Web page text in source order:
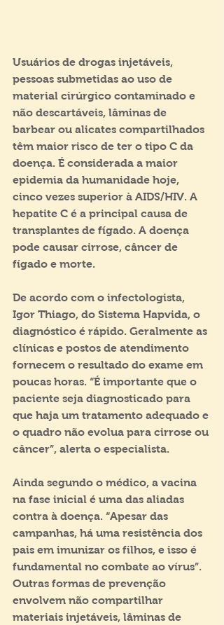
Usuários de drogas injetáveis,
pessoas submetidas ao uso de
material cirúrgico contaminado e
não descartáveis, lâminas de
barbear ou alicates compartilhados
têm maior risco de ter o tipo C da
doença. É considerada a maior
epidemia da humanidade hoje,
cinco vezes superior à AIDS/HIV. A
hepatite C é a principal causa de
transplantes de fígado. A doença
pode causar cirrose, câncer de
fígado e morte.
De acordo com o infectologista,
Igor Thiago, do Sistema Hapvida, o
diagnóstico é rápido. Geralmente as
clínicas e postos de atendimento
fornecem o resultado do exame em
poucas horas. “É importante que o
paciente seja diagnosticado para
que haja um tratamento adequado e
o quadro não evolua para cirrose ou
câncer”, alerta o especialista.
Ainda segundo o médico, a vacina
na fase inicial é uma das aliadas
contra à doença. “Apesar das
campanhas, há uma resistência dos
pais em imunizar os filhos, e isso é
fundamental no combate ao vírus”.
Outras formas de prevenção
envolvem não compartilhar
materiais injetáveis, lâminas de